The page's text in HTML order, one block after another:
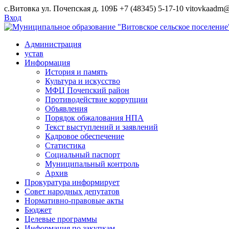
Skip
to
content
с.Витовка ул. Почепская д. 109Б +7 (48345) 5-17-10
Вход
Администрация
устав
Информация
История и память
Культура и искусство
МФЦ Почепский район
Противодействие коррупции
Объявления
Порядок обжалования НПА
Текст выступлений и заявлений
Кадровое обеспечение
Статистика
Социальный паспорт
Муниципальный контроль
Архив
Прокуратура информирует
Совет народных депутатов
Нормативно-правовые акты
Бюджет
Целевые программы